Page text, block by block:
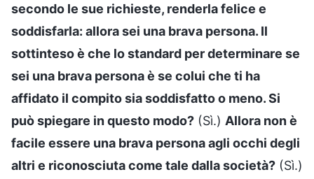
secondo le sue richieste, renderla felice e
soddisfarla: allora sei una brava persona. Il
sottinteso è che lo standard per determinare se
sei una brava persona è se colui che ti ha
affidato il compito sia soddisfatto o meno. Si
può spiegare in questo modo? (Sì.) Allora non è
facile essere una brava persona agli occhi degli
altri e riconosciuta come tale dalla società? (Sì.)